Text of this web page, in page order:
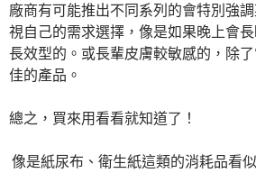
廠商有可能推出不同系列的會特別強
視自己的需求選擇， 像是如果晚上會
長效型的。或長輩皮膚較敏感的，除
佳的產品。
總之，買來用看看就知道了！
像是紙尿布、衛生紙這類的消耗品看